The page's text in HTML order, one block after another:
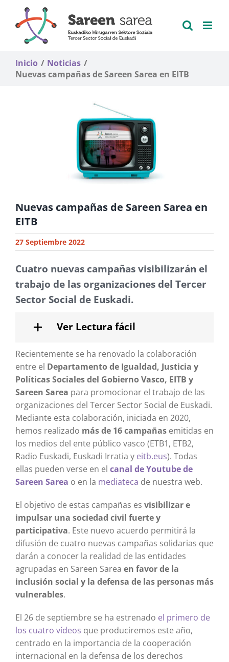
contenido
Inicio
Noticias
Nuevas campañas de Sareen Sarea en EITB
Nuevas campañas de Sareen Sarea en
EITB
27 Septiembre 2022
Cuatro nuevas campañas visibilizarán el
trabajo de las organizaciones del Tercer
Sector Social de Euskadi.
Ver Lectura fácil
Recientemente se ha renovado la colaboración
entre el Departamento de Igualdad, Justicia y
Políticas Sociales del Gobierno Vasco, EITB y
Sareen Sarea para promocionar el trabajo de las
organizaciones del Tercer Sector Social de Euskadi.
Mediante esta colaboración, iniciada en 2020,
hemos realizado más de 16 campañasemitidas en
los medios del ente público vasco (ETB1, ETB2,
Radio Euskadi, Euskadi Irratia y eitb.eus). Todas
ellas pueden verse en el canal de Youtube de
Sareen Sarea o en la mediateca de nuestra web.
El objetivo de estas campañas es visibilizar e
impulsar una sociedad civil fuerte y
participativa. Este nuevo acuerdo permitirá la
difusión de cuatro nuevas campañas solidarias que
darán a conocer la realidad de las entidades
agrupadas en Sareen Sarea en favor de la
inclusión social y la defensa de las personas más
vulnerables.
El 26 de septiembre se ha estrenado el primero de
los cuatro vídeos que produciremos este año,
centrado en la importancia de la cooperación
internacional en la defensa de los derechos